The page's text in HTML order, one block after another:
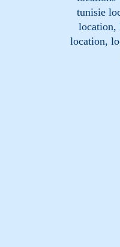
tunisie
location,
location,